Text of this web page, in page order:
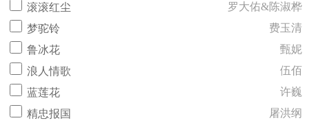
滚滚红尘
罗大佑&陈淑桦
梦驼铃
费玉清
鲁冰花
甄妮
浪人情歌
伍佰
蓝莲花
许巍
精忠报国
屠洪纲